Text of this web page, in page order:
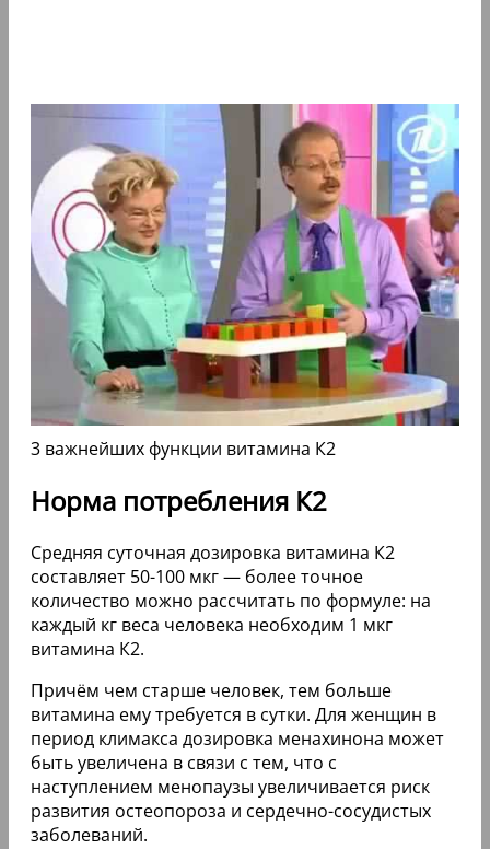
3 важнейших функции витамина К2
Норма потребления К2
Средняя суточная дозировка витамина К2
составляет 50-100 мкг — более точное
количество можно рассчитать по формуле: на
каждый кг веса человека необходим 1 мкг
витамина К2.
Причём чем старше человек, тем больше
витамина ему требуется в сутки. Для женщин в
период климакса дозировка менахинона может
быть увеличена в связи с тем, что с
наступлением менопаузы увеличивается риск
развития остеопороза и сердечно-сосудистых
заболеваний.